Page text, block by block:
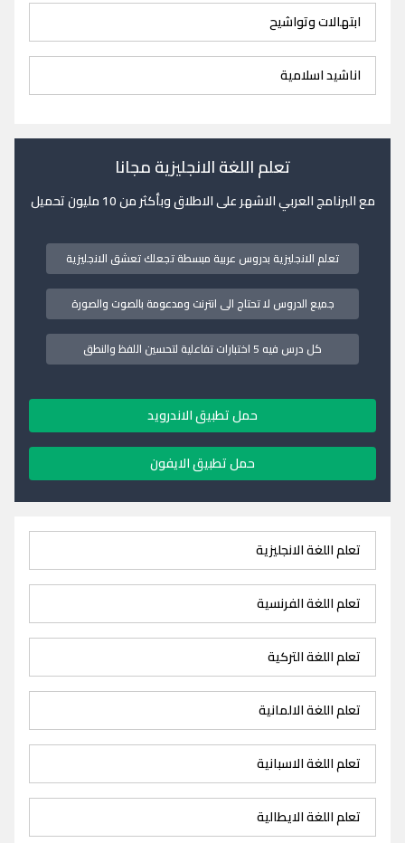
ابتهالات وتواشيح
اناشيد اسلامية
تعلم اللغة الانجليزية مجانا
مع البرنامج العربي الاشهر على الاطلاق وبأكثر من 10 مليون تحميل
تعلم الانجليزية بدروس عربية مبسطة تجعلك تعشق الانجليزية
جميع الدروس لا تحتاج الى انترنت ومدعومة بالصوت والصورة
كل درس فيه 5 اختبارات تفاعلية لتحسين اللفظ والنطق
حمل تطبيق الاندرويد
حمل تطبيق الايفون
تعلم اللغة الانجليزية
تعلم اللغة الفرنسية
تعلم اللغة التركية
تعلم اللغة الالمانية
تعلم اللغة الاسبانية
تعلم اللغة الايطالية